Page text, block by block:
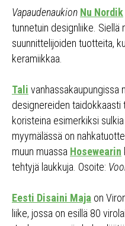
Vapaudenaukion Nu Nordik
tunnetuin designliike. Siellä
suunnittelijoiden tuotteita,
keramiikkaa.
Tali vanhassakaupungissa
designereiden taidokkaasti
koristeina esimerkiksi
myymälässä on
muun muassa Hosewearin
tehtyjä laukkuja. Osoite:
Eesti Disaini Maja on
liike, jossa on esillä 80